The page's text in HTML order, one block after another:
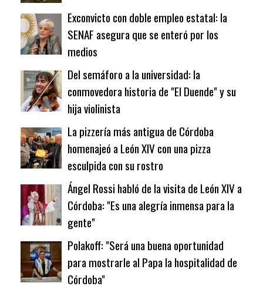
Exconvicto con doble empleo estatal: la
SENAF asegura que se enteró por los
medios
Del semáforo a la universidad: la
conmovedora historia de "El Duende" y su
hija violinista
La pizzería más antigua de Córdoba
homenajeó a León XIV con una pizza
esculpida con su rostro
Ángel Rossi habló de la visita de León XIV a
Córdoba: "Es una alegría inmensa para la
gente"
Polakoff: "Será una buena oportunidad
para mostrarle al Papa la hospitalidad de
Córdoba"